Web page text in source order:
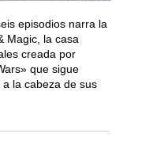
episodios narra la
Magic, la casa
creada por
que sigue
la cabeza de sus